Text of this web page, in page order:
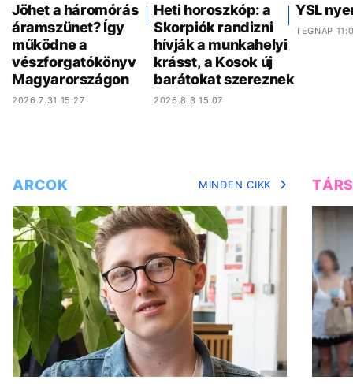
Jöhet a háromórás
áramszünet? Így
működne a
vészforgatókönyv
Magyarországon
2026.7.31 15:27
Heti horoszkóp: a
Skorpiók randizni
hívják a munkahelyi
krásst, a Kosok új
barátokat szereznek
2026.8.3 15:07
YSL
TEGNAP
ARCOK MINDEN CIKK